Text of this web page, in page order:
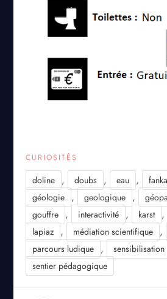
CURIOSITÉS
doline , doubs , eau ,
géologie , geologique ,
gouffre , interactivité , karst ,
lapiaz , médiation scientifique ,
parcours ludique , sensibilisation
sentier pédagogique